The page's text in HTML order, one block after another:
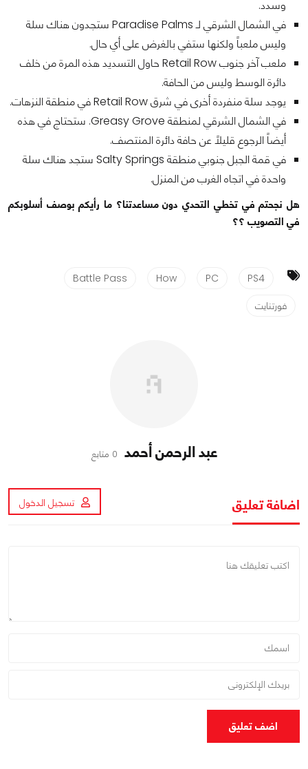
وسدد.
في الشمال الشرقي لـ Paradise Palms ستجدون هناك سلة
وليس ملعباً ولكنها ستفي بالغرض على أي حال.
ملعب آخر جنوب Retail Row حاول التسديد هذه المرة من خلف
دائرة الوسط وليس من الحافة.
يوجد سلة منفردة أخرى في شرق Retail Row في منطقة النزهات.
في الشمال الشرقي لمنطقة Greasy Grove. ستحتاج في هذه
أيضاً الرجوع قليلاً عن حافة دائرة المنتصف.
في قمة الجبل جنوبي منطقة Salty Springs ستجد هناك سلة
واحدة في اتجاه الغرب من المنزل.
هل نجحتم في تخطي التحدي دون مساعدتنا؟ ما رأيكم بوصف أسلوبكم
في التصويب ؟؟
PS4
PC
How
Battle Pass
فورتنايت
عبد الرحمن أحمد 0 متابع
اضافة تعليق تسجيل الدخول
اضف تعليق